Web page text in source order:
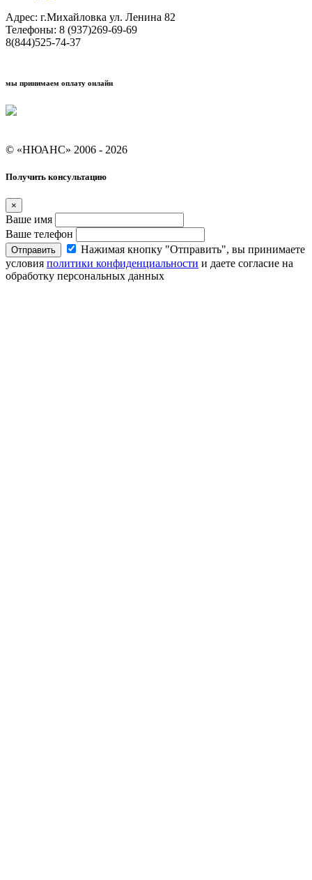
Адрес: г.Михайловка ул. Ленина 82
Телефоны: 8 (937)269-69-69
8(844)525-74-37
мы принимаем оплату онлайн
© «НЮАНС» 2006 - 2026
Получить консультацию
×
Ваше имя
Ваше телефон
Отправить
Нажимая кнопку "Отправить", вы принимаете
условия политики конфиденциальности и даете согласие на
обработку персональных данных